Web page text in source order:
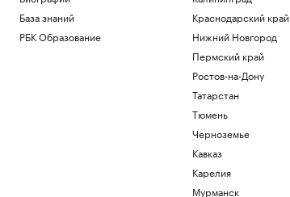
Общество
Bloomberg узнал об ограничении
Турцией прохода судов в Черном море
База знаний
РБК Образование
Краснодарский край
Нижний Новгород
Пермский край
Ростов-на-Дону
Татарстан
Тюмень
Черноземье
Кавказ
Карелия
Мурманск